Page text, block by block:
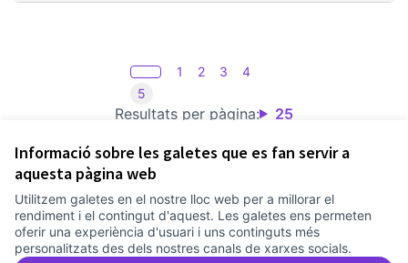
Informació sobre les galetes que es fan servir a
aquesta pàgina web
Utilitzem galetes en el nostre lloc web per a millorar el
rendiment i el contingut d'aquest. Les galetes ens permeten
oferir una experiència d'usuari i uns continguts més
personalitzats des dels nostres canals de xarxes socials.
Resultats per pàgina: 25
1 2 3
4
5
Termes i condicions d'ús
Configuració de les galetes
Comunitat Canòdrom a Facebook
(Link externo)
Comunitat Canòdrom a Instagram
(Link externo)
Comunitat Canòdrom a YouTube
(Link externo)
Català
Triar la llengua Elegir el idiomaChoose language